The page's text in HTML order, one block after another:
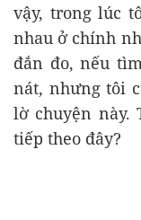
vậy, trong lúc
nhau ở chính
đắn đo, nếu
nát, nhưng tôi
lờ chuyện này.
tiếp theo đây?